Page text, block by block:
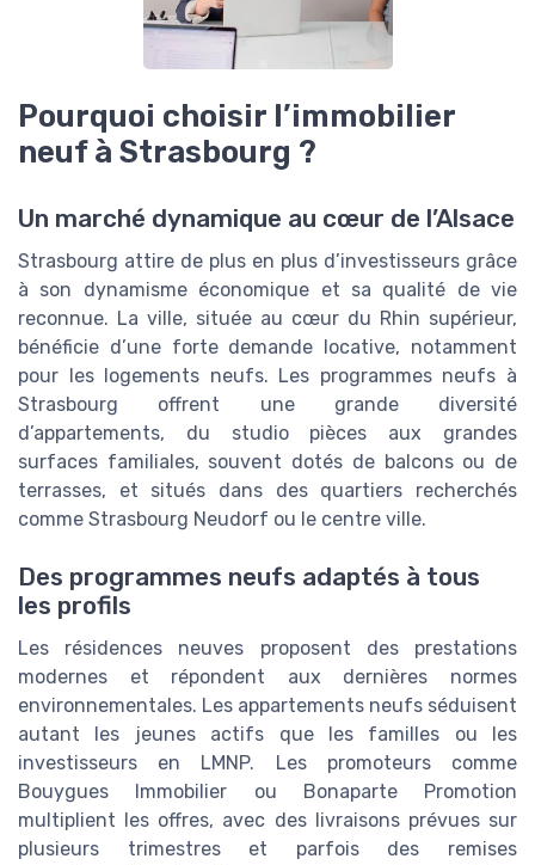
Pourquoi choisir l’immobilier
neuf à Strasbourg ?
Un marché dynamique au cœur de l’Alsace
Strasbourg attire de plus en plus d’investisseurs grâce
à son dynamisme économique et sa qualité de vie
reconnue. La ville, située au cœur du Rhin supérieur,
bénéficie d’une forte demande locative, notamment
pour les logements neufs. Les programmes neufs à
Strasbourg offrent une grande diversité
d’appartements, du studio pièces aux grandes
surfaces familiales, souvent dotés de balcons ou de
terrasses, et situés dans des quartiers recherchés
comme Strasbourg Neudorf ou le centre ville.
Des programmes neufs adaptés à tous
les profils
Les résidences neuves proposent des prestations
modernes et répondent aux dernières normes
environnementales. Les appartements neufs séduisent
autant les jeunes actifs que les familles ou les
investisseurs en LMNP. Les promoteurs comme
Bouygues Immobilier ou Bonaparte Promotion
multiplient les offres, avec des livraisons prévues sur
plusieurs trimestres et parfois des remises